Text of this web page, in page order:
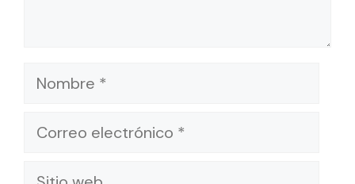
Nombre
Correo
Sitio